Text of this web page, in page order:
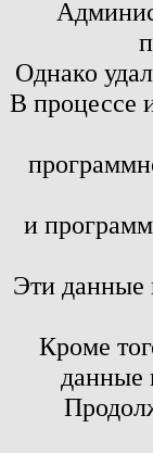
Однако
В процессе
и
Эти данные
Кроме
данные